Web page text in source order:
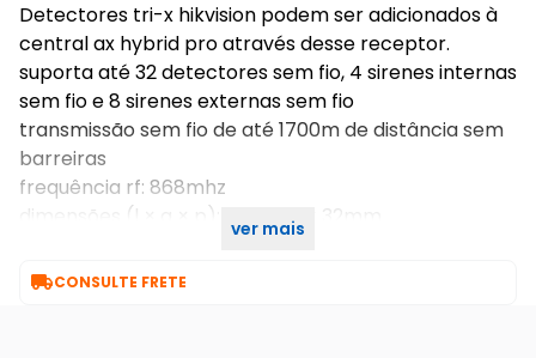
Detectores tri-x hikvision podem ser adicionados à
central ax hybrid pro através desse receptor.
suporta até 32 detectores sem fio, 4 sirenes internas
sem fio e 8 sirenes externas sem fio
transmissão sem fio de até 1700m de distância sem
barreiras
frequência rf: 868mhz
dimensões (l × a × p): 110 × 155 × 32mm
ver mais
CONSULTE FRETE